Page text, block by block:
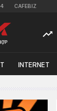
CAFEBIZ
INTERNET